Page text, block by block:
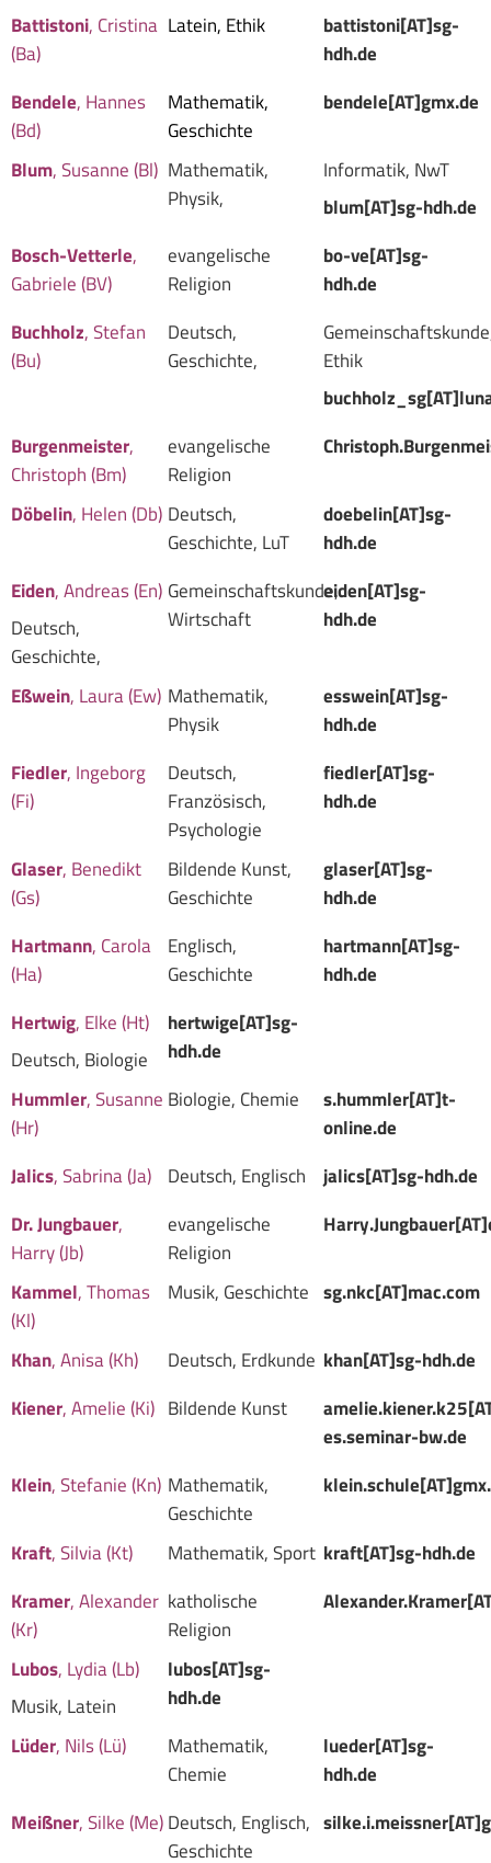
Battistoni, Cristina
(Ba)
Latein, Ethik
battistoni[AT]sg-
hdh.de
Bendele, Hannes
(Bd)
Mathematik,
Geschichte
bendele[AT]gmx.de
Blum, Susanne (Bl) Mathematik,
Physik,
Informatik, NwT
blum[AT]sg-hdh.de
Bosch-Vetterle,
Gabriele (BV)
evangelische
Religion
bo-ve[AT]sg-
hdh.de
Buchholz, Stefan
(Bu)
Deutsch,
Geschichte,
Gemeinschaftskunde,
Ethik
Burgenmeister,
Christoph (Bm)
evangelische
Religion
Döbelin, Helen (Db) Deutsch,
Geschichte, LuT
doebelin[AT]sg-
hdh.de
Eiden, Andreas (En)
Deutsch,
Geschichte,
Gemeinschaftskunde,
Wirtschaft
eiden[AT]sg-
hdh.de
Eßwein, Laura (Ew) Mathematik,
Physik
esswein[AT]sg-
hdh.de
Fiedler, Ingeborg
(Fi)
Deutsch,
Französisch,
Psychologie
fiedler[AT]sg-
hdh.de
Glaser, Benedikt
(Gs)
Bildende Kunst,
Geschichte
glaser[AT]sg-
hdh.de
Hartmann, Carola
(Ha)
Englisch,
Geschichte
hartmann[AT]sg-
hdh.de
Hertwig, Elke (Ht)
Deutsch, Biologie
hertwige[AT]sg-
hdh.de
Hummler, Susanne
(Hr)
Biologie, Chemie
s.hummler[AT]t-
online.de
Jalics, Sabrina (Ja) Deutsch, Englisch
jalics[AT]sg-hdh.de
Dr. Jungbauer,
Harry (Jb)
evangelische
Religion
Kammel, Thomas
(Kl)
Musik, Geschichte sg.nkc[AT]mac.com
Khan, Anisa (Kh) Deutsch, Erdkunde khan[AT]sg-hdh.de
Kiener, Amelie (Ki) Bildende Kunst
es.seminar-bw.de
Klein, Stefanie (Kn) Mathematik,
Geschichte
Kraft, Silvia (Kt) Mathematik, Sport kraft[AT]sg-hdh.de
Kramer, Alexander
(Kr)
katholische
Religion
Lubos, Lydia (Lb)
Musik, Latein
lubos[AT]sg-
hdh.de
Lüder, Nils (Lü)
Mathematik,
Chemie
lueder[AT]sg-
hdh.de
Meißner, Silke (Me)Deutsch, Englisch,
Geschichte